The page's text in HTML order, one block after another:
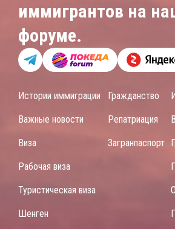
иммигрантов на
форуме.
Истории иммиграции
Важные новости
Виза
Рабочая виза
Туристическая виза
Шенген
Гражданство
Репатриация
Загранпаспорт